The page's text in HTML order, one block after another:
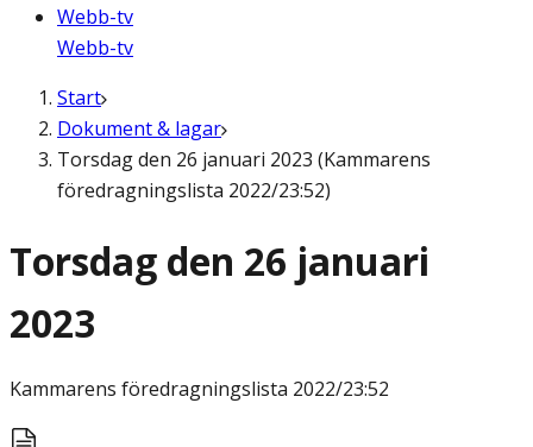
Webb-tv
Webb-tv
Start
Dokument & lagar
Torsdag den 26 januari 2023 (Kammarens
föredragningslista 2022/23:52)
Torsdag den 26 januari
2023
Kammarens föredragningslista 2022/23:52